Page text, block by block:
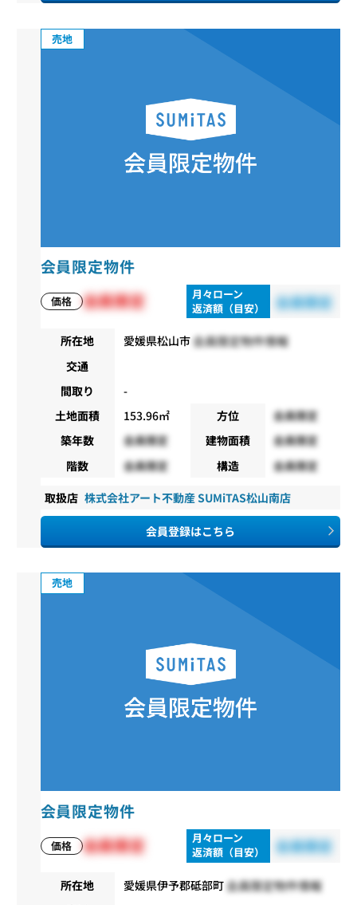
売地
会員限定物件
価格 会員限定
月々ローン
返済額（目安）
会員限定
所在地 愛媛県松山市会員限定物件情報
交通
間取り
-
土地面積
153.96㎡ 方位
会員限定
築年数
会員限定 建物面積
会員限定
階数
会員限定 構造 会員限定
取扱店 株式会社アート不動産 SUMiTAS松山南店
会員登録はこちら
売地
会員限定物件
価格 会員限定
月々ローン
返済額（目安）
会員限定
所在地 愛媛県伊予郡砥部町会員限定物件情報